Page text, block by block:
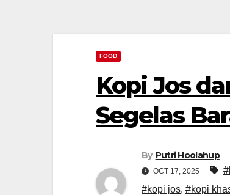
FOOD
Kopi Jos
Segelas
By Putri Hoolahup
OCT 17, 2025
#kopi jos, #kopi